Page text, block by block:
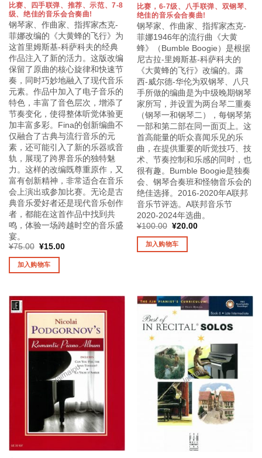
比赛、四手联弹、推荐、示范、7-8
级、绝佳的音乐会合奏曲!
钢琴家、作曲家、指挥家杰克-
菲娜改编的《大黄蜂的飞行》为
这首里姆斯基-科萨科夫的经典
作品注入了新的活力。这版改编
保留了原曲的核心旋律和快速节
奏，同时巧妙地融入了现代音乐
元素。作品中加入了电子音乐的
特色，丰富了音色层次，增添了
节奏变化，使得整体听觉体验更
加丰富多彩。Fina的创新编曲不
仅融合了古典与流行音乐的元
素，还可能引入了新的乐器或音
轨，展现了跨界音乐的独特魅
力。这样的改编既尊重原作，又
富有创新精神，非常适合在音乐
会上演出或参加比赛。无论是古
典音乐爱好者还是现代音乐创作
者，都能在这首作品中找到共
鸣，体验一场跨越时空的音乐盛
宴。
¥75.00 原
为：
¥75.00。
¥15.00当
加入购物车
比赛，6-7级、八手联弹、双钢琴、
绝佳的音乐会合奏曲!
钢琴家、作曲家、指挥家杰克-
菲娜1946年的流行曲《大黄
蜂》（Bumble Boogie）是根据
尼古拉-里姆斯基-科萨科夫的
《大黄蜂的飞行》改编的。露
西-威尔德-华伦为双钢琴、八只
手所做的编曲是为中级晚期钢琴
家所写，并设置为两台琴二重奏
（钢琴一和钢琴二），每钢琴第
一部和第二部在同一面页上。这
首高能量的听众喜闻乐见的乐
曲，在提供重要的听觉技巧、技
术、节奏控制和乐感的同时，也
很有趣。Bumble Boogie是独奏
会、钢琴合奏班和怪物音乐会的
绝佳选择。2016-2020年A联邦
音乐节评选。A联邦音乐节
2020-2024年选曲。
¥100.00 原
为：
¥100.00。
¥20.00当
加入购物车